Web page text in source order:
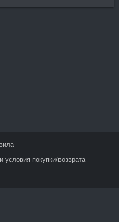
условия покупки/возврата